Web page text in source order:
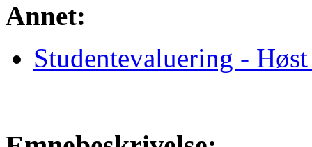
Annet:
Studentevaluering -